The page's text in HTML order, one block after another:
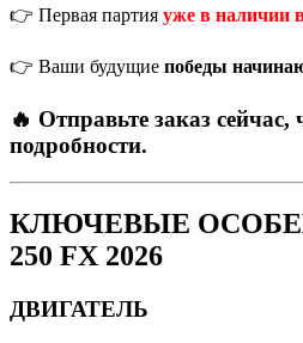
👉 Первая партия уже в
👉 Ваши будущие победы
🔥 Отправьте заказ сейчас,
подробности.
КЛЮЧЕВЫЕ
250 FX 2026
ДВИГАТЕЛЬ